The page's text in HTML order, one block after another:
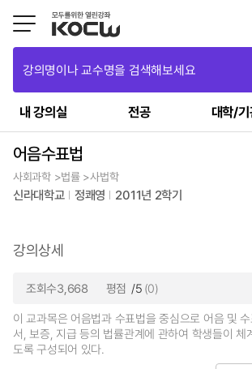
강의명이나 교수명을 검색해보세요
내 강의실 전공 대학/
어음수표법
사회과학 >법률 >사법학
신라대학교 정쾌영 2011년 2학기
강의상세
조회수3,668 평점 /5 (0)
이 교과목은 어음법과 수표법을 중심으로 어음 및
서, 보증, 지급 등의 법률관계에 관하여 학생들이 체
도록 구성되어 있다.